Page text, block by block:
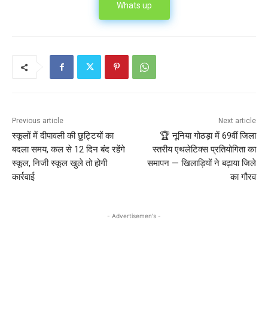
Whats up
Previous article
स्कूलों में दीपावली की छुट्टियों का
बदला समय, कल से 12 दिन बंद रहेंगे
स्कूल, निजी स्कूल खुले तो होगी
कार्रवाई
Next article
🏆 नूनिया गोठड़ा में 69वीं जिला
स्तरीय एथलेटिक्स प्रतियोगिता का
समापन — खिलाड़ियों ने बढ़ाया जिले
का गौरव
- Advertisemen's -